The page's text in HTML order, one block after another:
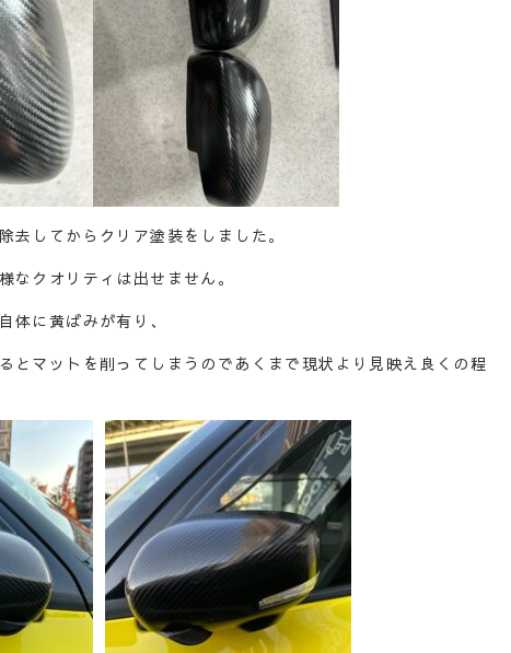
去してからクリア塗装をしました。
なクオリティは出せません。
体に黄ばみが有り、
とマットを削ってしまうのであくまで現状より見映え良くの程